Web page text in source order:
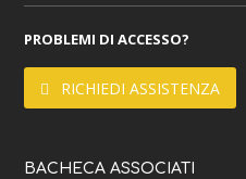
PROBLEMI DI ACCESSO?
RICHIEDI ASSISTENZA
BACHECA ASSOCIATI